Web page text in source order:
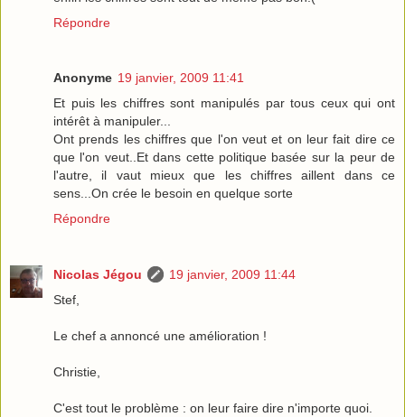
Répondre
Anonyme 19 janvier, 2009 11:41
Et puis les chiffres sont manipulés par tous ceux qui ont
intérêt à manipuler...
Ont prends les chiffres que l'on veut et on leur fait dire ce
que l'on veut..Et dans cette politique basée sur la peur de
l'autre, il vaut mieux que les chiffres aillent dans ce
sens...On crée le besoin en quelque sorte
Répondre
Nicolas Jégou
19 janvier, 2009 11:44
Stef,
Le chef a annoncé une amélioration !
Christie,
C'est tout le problème : on leur faire dire n'importe quoi.